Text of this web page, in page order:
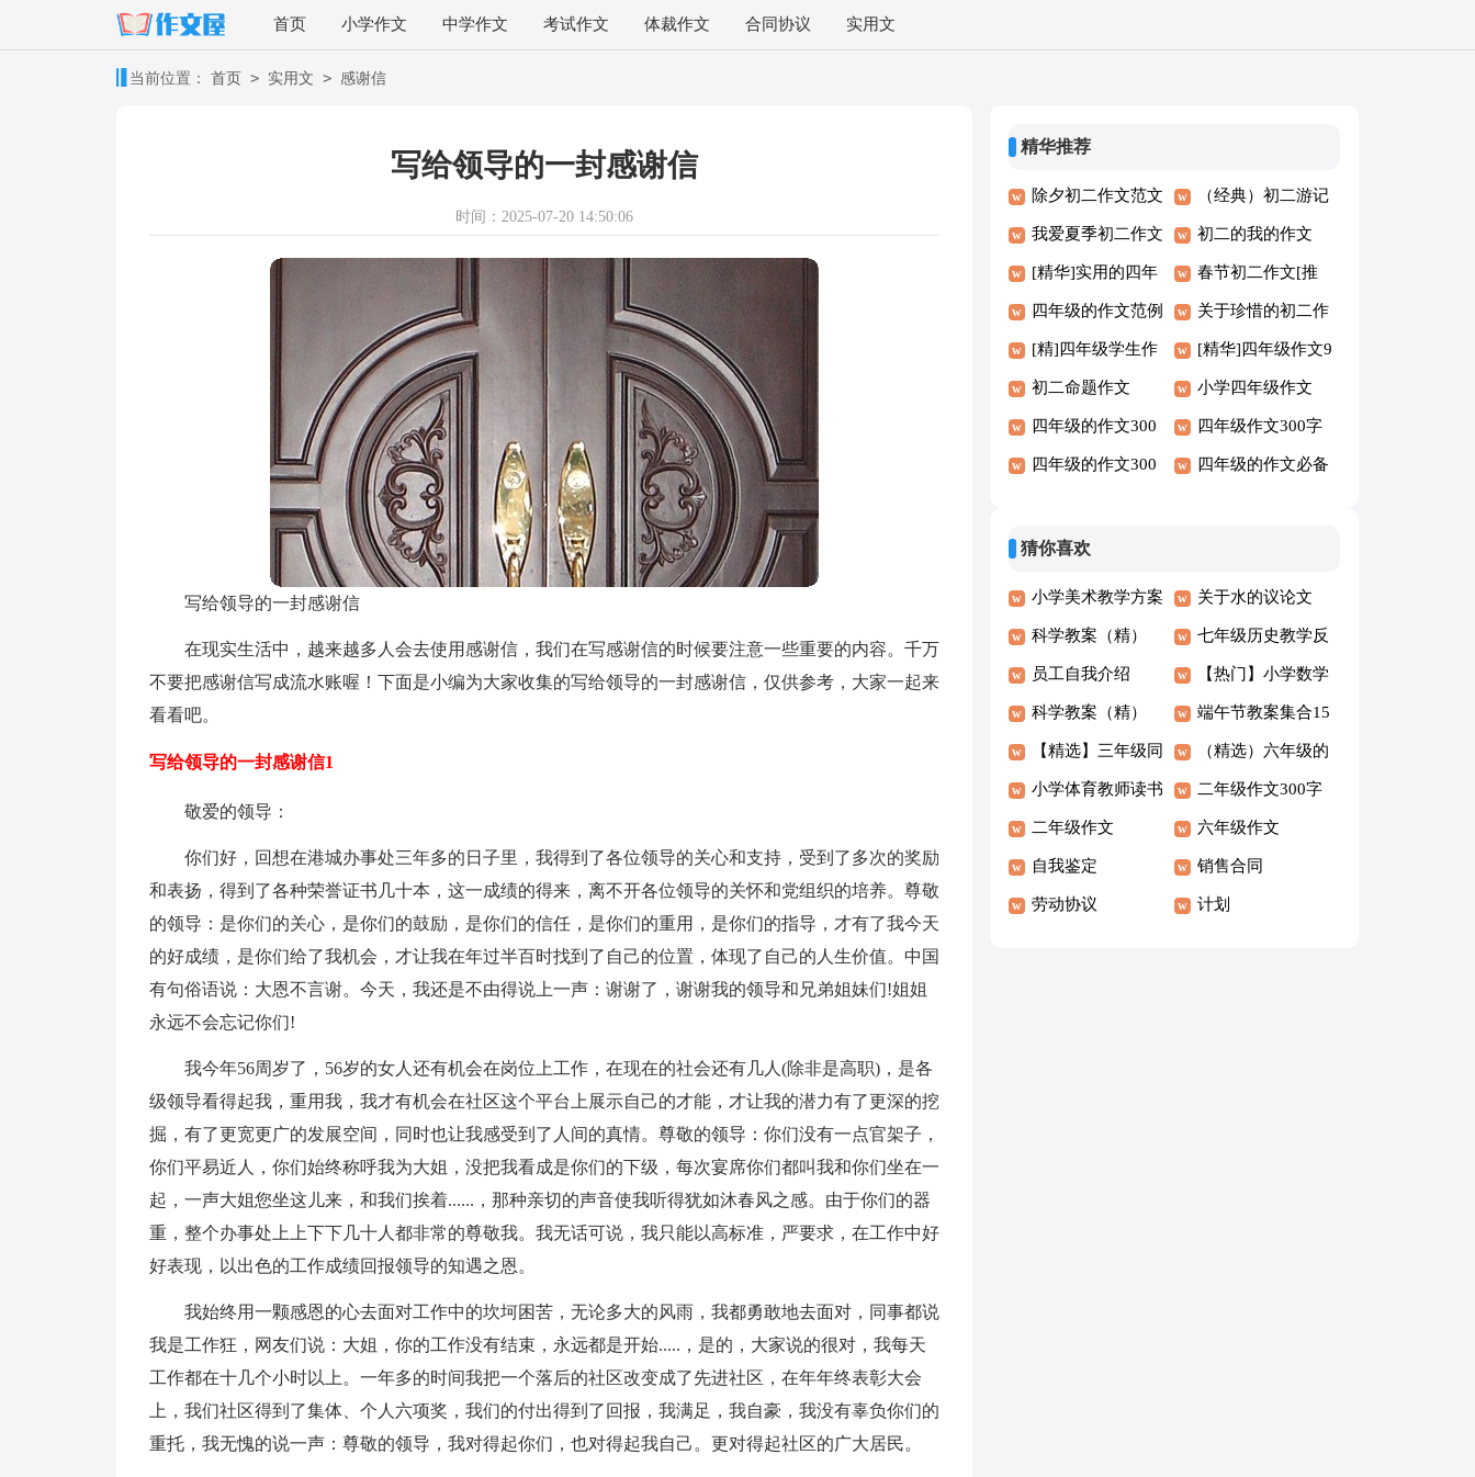
首页 小学作文 中学作文 考试作文 体裁作文 合同协议 实用文
当前位置： 首页 > 实用文 > 感谢信
写给领导的一封感谢信
时间：2025-07-20 14:50:06
写给领导的一封感谢信
在现实生活中，越来越多人会去使用感谢信，我们在写感谢信的时候要注意一些重要的内容。千万
不要把感谢信写成流水账喔！下面是小编为大家收集的写给领导的一封感谢信，仅供参考，大家一起来
看看吧。
写给领导的一封感谢信1
敬爱的领导：
你们好，回想在港城办事处三年多的日子里，我得到了各位领导的关心和支持，受到了多次的奖励
和表扬，得到了各种荣誉证书几十本，这一成绩的得来，离不开各位领导的关怀和党组织的培养。尊敬
的领导：是你们的关心，是你们的鼓励，是你们的信任，是你们的重用，是你们的指导，才有了我今天
的好成绩，是你们给了我机会，才让我在年过半百时找到了自己的位置，体现了自己的人生价值。中国
有句俗语说：大恩不言谢。今天，我还是不由得说上一声：谢谢了，谢谢我的领导和兄弟姐妹们!姐姐
永远不会忘记你们!
我今年56周岁了，56岁的女人还有机会在岗位上工作，在现在的社会还有几人(除非是高职)，是各
级领导看得起我，重用我，我才有机会在社区这个平台上展示自己的才能，才让我的潜力有了更深的挖
掘，有了更宽更广的发展空间，同时也让我感受到了人间的真情。尊敬的领导：你们没有一点官架子，
你们平易近人，你们始终称呼我为大姐，没把我看成是你们的下级，每次宴席你们都叫我和你们坐在一
起，一声大姐您坐这儿来，和我们挨着......，那种亲切的声音使我听得犹如沐春风之感。由于你们的器
重，整个办事处上上下下几十人都非常的尊敬我。我无话可说，我只能以高标准，严要求，在工作中好
好表现，以出色的工作成绩回报领导的知遇之恩。
我始终用一颗感恩的心去面对工作中的坎坷困苦，无论多大的风雨，我都勇敢地去面对，同事都说
我是工作狂，网友们说：大姐，你的工作没有结束，永远都是开始.....，是的，大家说的很对，我每天
工作都在十几个小时以上。一年多的时间我把一个落后的社区改变成了先进社区，在年年终表彰大会
上，我们社区得到了集体、个人六项奖，我们的付出得到了回报，我满足，我自豪，我没有辜负你们的
重托，我无愧的说一声：尊敬的领导，我对得起你们，也对得起我自己。更对得起社区的广大居民。
精华推荐
除夕初二作文范文 （经典）初二游记
作文
我爱夏季初二作文 初二的我的作文
[精华]实用的四年
级的作文
春节初二作文[推
荐]
四年级的作文范例
（10篇）
关于珍惜的初二作
文
[精]四年级学生作
文8篇
[精华]四年级作文9
篇
初二命题作文 小学四年级作文
[集锦7篇]
四年级的作文300
字通用【8篇】
四年级作文300字
通用（6篇）
四年级的作文300 四年级的作文必备
猜你喜欢
小学美术教学方案 关于水的议论文
科学教案（精） 七年级历史教学反
思
员工自我介绍 【热门】小学数学
教案模板集锦七篇
科学教案（精） 端午节教案集合15
篇
【精选】三年级同
学作文300字九篇
（精选）六年级的
作文4篇
小学体育教师读书
心得
二年级作文300字
范例6篇
二年级作文 六年级作文
自我鉴定 销售合同
劳动协议 计划